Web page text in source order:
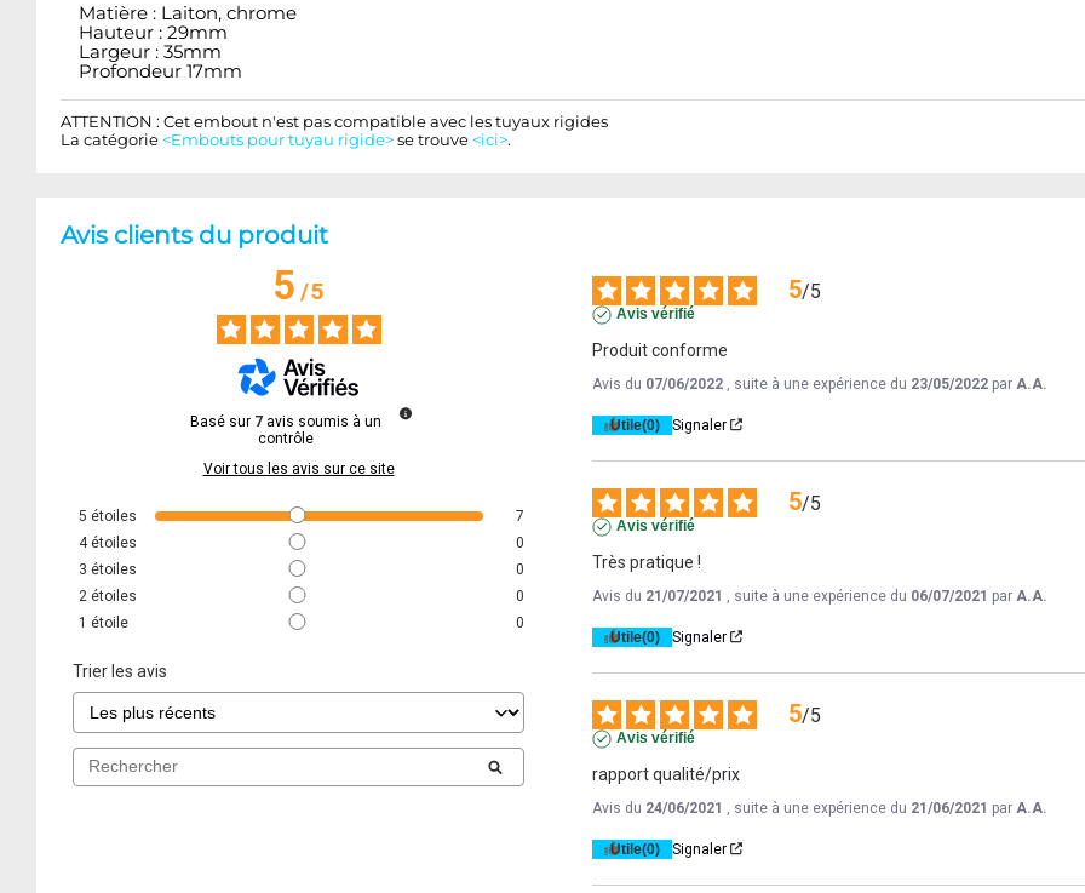
Matière : Laiton, chrome
Hauteur : 29mm
Largeur : 35mm
Profondeur 17mm
ATTENTION : Cet embout n'est pas compatible avec les tuyaux rigides
La catégorie <Embouts pour tuyau rigide>se trouve <ici>.
Avis clients du produit
5/5
Basé sur 7 avis soumis à un
contrôle
Voir tous les avis sur ce site
5 étoiles
7
4 étoiles
0
3 étoiles
0
2 étoiles
0
1 étoile 0
Trier les avis
5/5
Avis vérifié
Produit conforme
Avis du 07/06/2022 , suite à une expérience du 23/05/2022 par A.A.
Utile(0) Signaler
5/5
Avis vérifié
Très pratique !
Avis du 21/07/2021 , suite à une expérience du 06/07/2021 par A.A.
Utile(0) Signaler
5/5
Avis vérifié
rapport qualité/prix
Avis du 24/06/2021 , suite à une expérience du 21/06/2021 par A.A.
Utile(0) Signaler